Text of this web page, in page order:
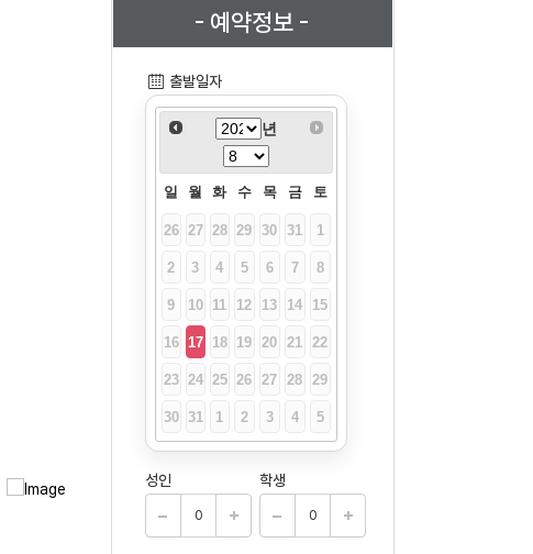
- 예약정보 -
출발일자
년
일 월 화 수 목 금 토
26 27 28 29 30 31 1
2 3 4 5 6 7 8
9 10 11 12 13 14 15
16 17 18 19 20 21 22
23 24 25 26 27 28 29
30 31 1 2 3 4 5
성인 학생